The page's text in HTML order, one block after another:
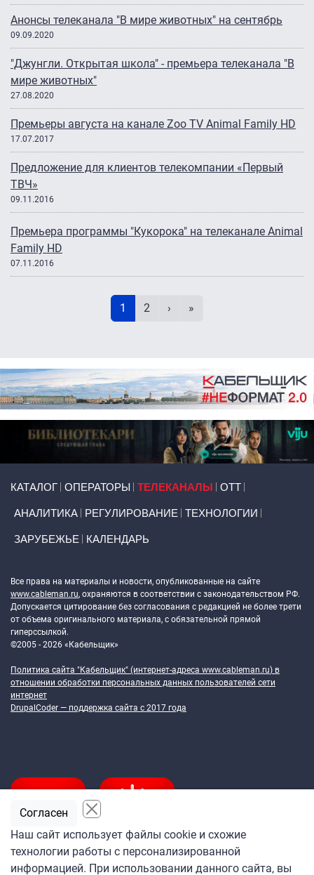
Анонсы телеканала "В мире животных" на сентябрь
09.09.2020
"Джунгли. Открытая школа" - премьера телеканала "В
мире животных"
27.08.2020
Премьеры августа на канале Zoo TV Animal Family HD
17.07.2017
Предложение для клиентов телекомпании «Первый
ТВЧ»
09.11.2016
Премьера программы "Кукорока" на телеканале Animal
Family HD
07.11.2016
Текущая страница
1 Page
2 Следующая страница
› Последняя страница
»
КАТАЛОГ ОПЕРАТОРЫ ТЕЛЕКАНАЛЫ ОТТ
АНАЛИТИКА РЕГУЛИРОВАНИЕ ТЕХНОЛОГИИ
ЗАРУБЕЖЬЕ КАЛЕНДАРЬ
Все права на материалы и новости, опубликованные на сайте
www.cableman.ru, охраняются в соответствии с законодательством РФ.
Допускается цитирование без согласования с редакцией не более трети
от объема оригинального материала, с обязательной прямой
гиперссылкой.
©2005 - 2026 «Кабельщик»
Политика сайта "Кабельщик" (интернет-адреса www.cableman.ru) в
отношении обработки персональных данных пользователей сети
интернет
DrupalCoder — поддержка сайта c 2017 года
Подпишитесь
Наш сайт использует файлы cookie и схожие
технологии работы с персонализированной
информацией. При использовании данного сайта, вы
Согласен